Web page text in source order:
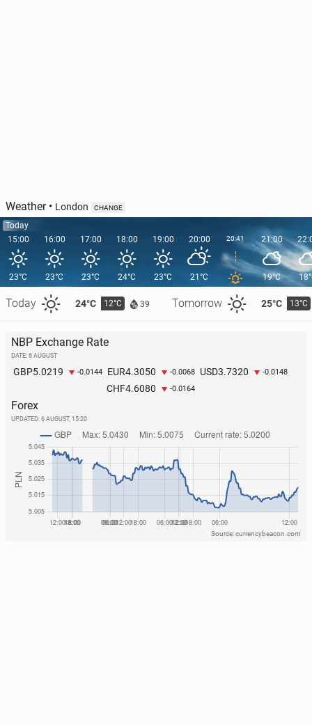
Weather• London CHANGE
Today
15:00
23°C
Today 24°C 12°C 39 Tomorrow 25°C 13°C
16:00
23°C
17:00
23°C
18:00
24°C
19:00
23°C
20:00
21°C
20:41 21:00
19°C
NBP Exchange Rate
DATE: 6 AUGUST
GBP5.0219 -0.0144 EUR4.3050 -0.0068 USD3.7320 -0.0148
CHF4.6080 -0.0164
Forex
UPDATED: 6 AUGUST, 15:20
Source: currencybeacon.com